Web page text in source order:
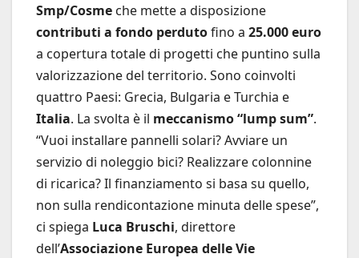
Smp/Cosme che mette a disposizione
contributi a fondo perdutofino a 25.000 euro
a copertura totale di progetti che puntino sulla
valorizzazione del territorio. Sono coinvolti
quattro Paesi: Grecia, Bulgaria e Turchia e
Italia. La svolta è il meccanismo “lump sum”.
“Vuoi installare pannelli solari? Avviare un
servizio di noleggio bici? Realizzare colonnine
di ricarica? Il finanziamento si basa su quello,
non sulla rendicontazione minuta delle spese”,
ci spiega Luca Bruschi, direttore
dell’Associazione Europea delle Vie